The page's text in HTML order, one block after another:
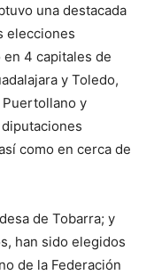
una destacada
elecciones
4 capitales de
y Toledo,
Puertollano y
como en cerca de
de Tobarra; y
han sido elegidos
de la Federación